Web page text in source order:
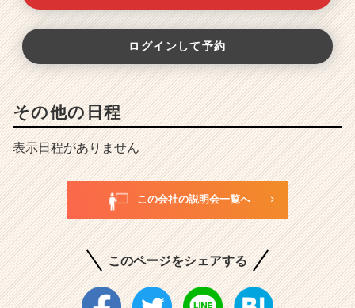
ログインして予約
その他の日程
表示日程がありません
この会社の説明会一覧へ
このページをシェアする